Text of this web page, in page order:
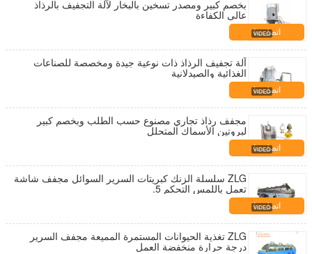
بخصم كبير ومصدر تسخين بالبخار لآلة التجفيف بالرذاذ
عالي الكفاءة
اتصل بنا
آلة تجفيف الرذاذ ذات نوعية جيدة ومخصصة للصناعات
الغذائية والصيدلانية
اتصل بنا
مجفف رذاذ تجاري مصنوع حسب الطلب وبخصم كبير
لبروتين الأسماك المتحلل
اتصل بنا
ZLG سلسلة الزنك كبريتات السرير السوائل مجفف شاشة
تعمل باللمس التحكم 5.
اتصل بنا
ZLG تغذية الحيوانات المستمرة المميعة مجفف السرير
درجة حرارة منخفضة العمل